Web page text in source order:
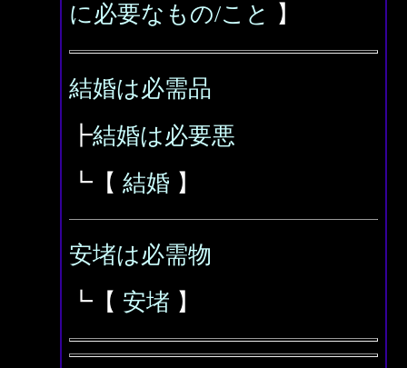
に必要なもの/こと
】
結婚は必需品
┣結婚は必要悪
┗【 結婚 】
安堵は必需物
┗【 安堵 】